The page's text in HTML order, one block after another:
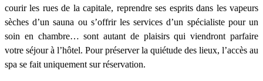
courir les rues de la capitale, reprendre ses esprits dans les vapeurs
sèches d’un sauna ou s’offrir les services d’un spécialiste pour un
soin en chambre… sont autant de plaisirs qui viendront parfaire
votre séjour à l’hôtel. Pour préserver la quiétude des lieux, l’accès au
spa se fait uniquement sur réservation.